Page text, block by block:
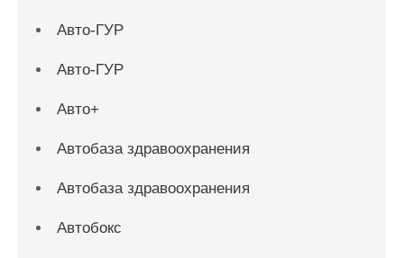
Авто-ГУР
Авто-ГУР
Авто+
Автобаза здравоохранения
Автобаза здравоохранения
Автобокс